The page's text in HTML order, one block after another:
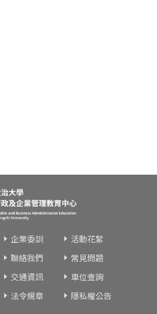
企業委訓
活動花絮
聯絡我們
常見問題
交通資訊
車位查詢
法令規章
隱私權公告